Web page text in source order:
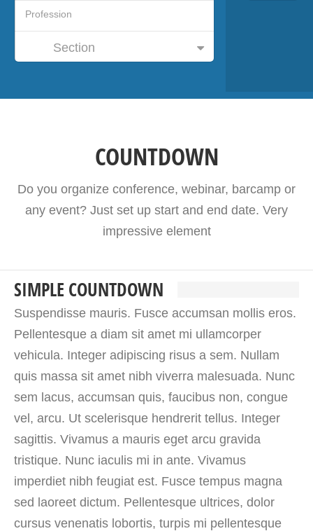
Section
COUNTDOWN
Do you organize conference, webinar, barcamp or
any event? Just set up start and end date. Very
impressive element
SIMPLE COUNTDOWN
Suspendisse mauris. Fusce accumsan mollis eros.
Pellentesque a diam sit amet mi ullamcorper
vehicula. Integer adipiscing risus a sem. Nullam
quis massa sit amet nibh viverra malesuada. Nunc
sem lacus, accumsan quis, faucibus non, congue
vel, arcu. Ut scelerisque hendrerit tellus. Integer
sagittis. Vivamus a mauris eget arcu gravida
tristique. Nunc iaculis mi in ante. Vivamus
imperdiet nibh feugiat est. Fusce tempus magna
sed laoreet dictum. Pellentesque ultrices, dolor
cursus venenatis lobortis, turpis mi pellentesque